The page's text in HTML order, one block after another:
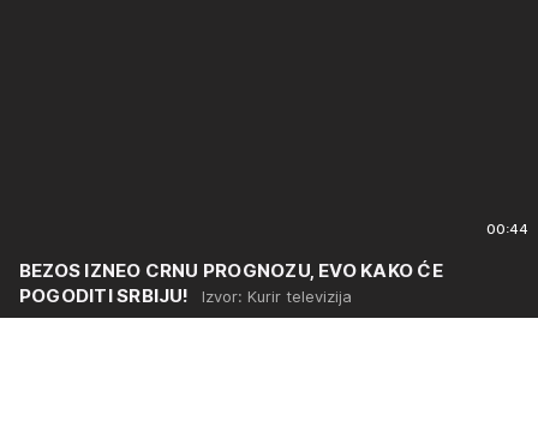
00:44
BEZOS IZNEO CRNU PROGNOZU, EVO KAKO ĆE
POGODITI SRBIJU!
Izvor: Kurir televizija